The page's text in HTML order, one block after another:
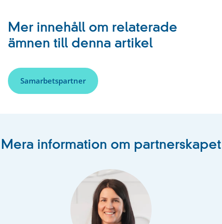
Mer innehåll om relaterade
ämnen till denna artikel
Samarbetspartner
Mera information om partnerskapet